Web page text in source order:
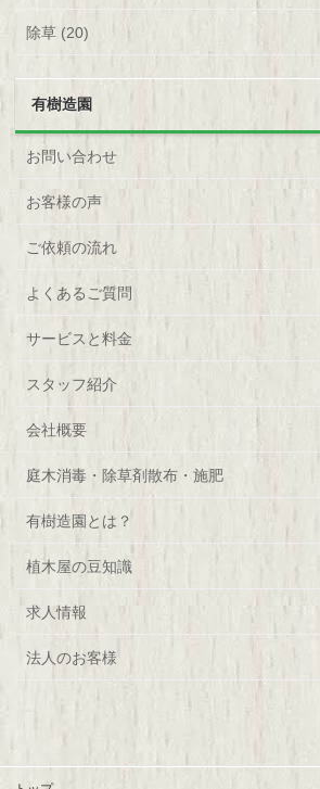
除草 (20)
有樹造園
お問い合わせ
お客様の声
ご依頼の流れ
よくあるご質問
サービスと料金
スタッフ紹介
会社概要
庭木消毒・除草剤散布・施肥
有樹造園とは？
植木屋の豆知識
求人情報
法人のお客様